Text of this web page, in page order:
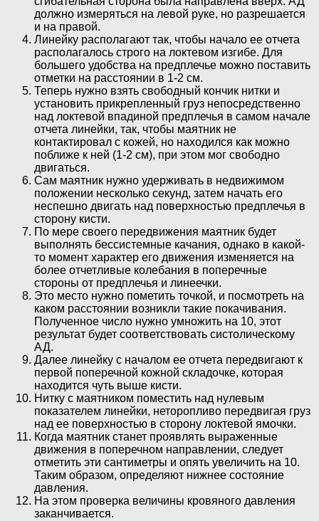
должно измеряться на левой руке, но разрешается
и на правой.
Линейку располагают так, чтобы начало ее отчета
располагалось строго на локтевом изгибе. Для
большего удобства на предплечье можно поставить
отметки на расстоянии в 1-2 см.
Теперь нужно взять свободный кончик нитки и
установить прикрепленный груз непосредственно
над локтевой впадиной предплечья в самом начале
отчета линейки, так, чтобы маятник не
контактировал с кожей, но находился как можно
поближе к ней (1-2 см), при этом мог свободно
двигаться.
Сам маятник нужно удерживать в недвижимом
положении несколько секунд, затем начать его
неспешно двигать над поверхностью предплечья в
сторону кисти.
По мере своего передвижения маятник будет
выполнять бессистемные качания, однако в какой-
то момент характер его движения изменяется на
более отчетливые колебания в поперечные
стороны от предплечья и линеечки.
Это место нужно пометить точкой, и посмотреть на
каком расстоянии возникли такие покачивания.
Полученное число нужно умножить на 10, этот
результат будет соответствовать систолическому
АД.
Далее линейку с началом ее отчета передвигают к
первой поперечной кожной складочке, которая
находится чуть выше кисти.
Нитку с маятником поместить над нулевым
показателем линейки, неторопливо передвигая груз
над ее поверхностью в сторону локтевой ямочки.
Когда маятник станет проявлять выраженные
движения в поперечном направлении, следует
отметить эти сантиметры и опять увеличить на 10.
Таким образом, определяют нижнее состояние
давления.
На этом проверка величины кровяного давления
заканчивается.